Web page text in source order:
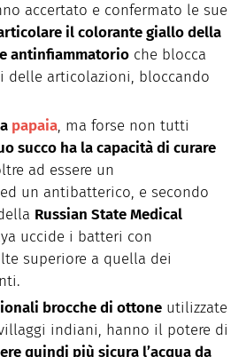
accertato e confermato le sue
il colorante giallo della
antinfiammatorio che blocca
articolazioni, bloccando
papaia, ma forse non tutti
succo ha la capacità di curare
ad essere un
un antibatterico, e secondo
Russian State Medical
uccide i batteri con
superiore a quella dei
brocche di ottone utilizzate
indiani, hanno il potere di
quindi più sicura l’acqua da